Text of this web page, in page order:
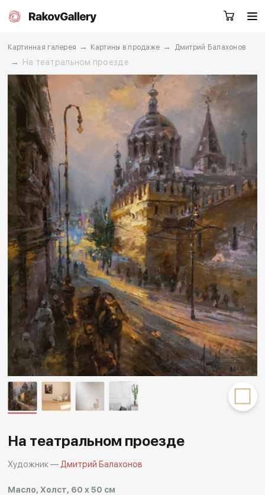
Екатеринбург
RU EN CN
Каталог Художники
О нас Услуги
События Контакты
Другие проекты
Rakov
baget
Rakov
special
Заказать звонок
Картинная галерея → Картины в продаже → Дмитрий Балахонов
→ На театральном проезде
На театральном проезде
Художник — Дмитрий Балахонов
Масло, Холст, 60 x 50 см